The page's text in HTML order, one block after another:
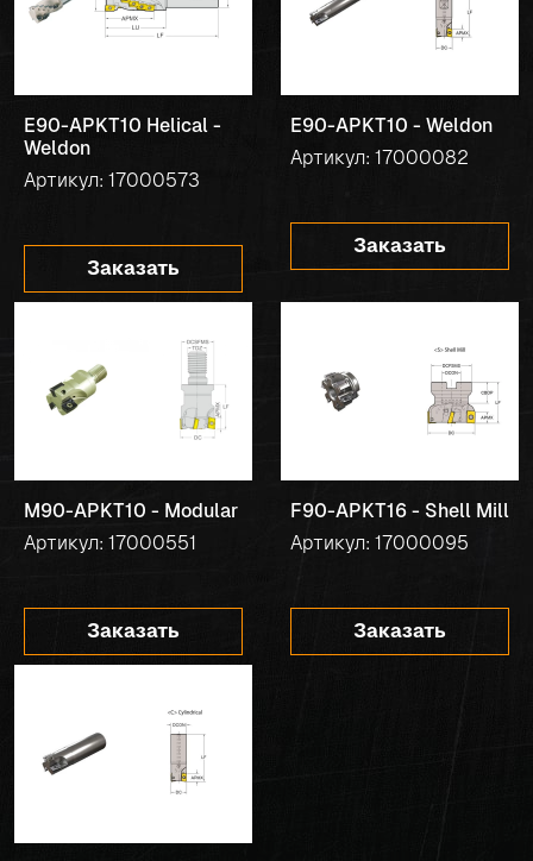
E90-APKT10 Helical -
Weldon
Артикул: 17000573
Заказать
E90-APKT10 - Weldon
Артикул: 17000082
Заказать
M90-APKT10 - Modular
Артикул: 17000551
Заказать
F90-APKT16 - Shell Mill
Артикул: 17000095
Заказать